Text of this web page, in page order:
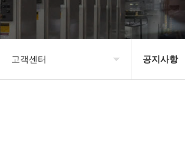
고객센터 공지사항